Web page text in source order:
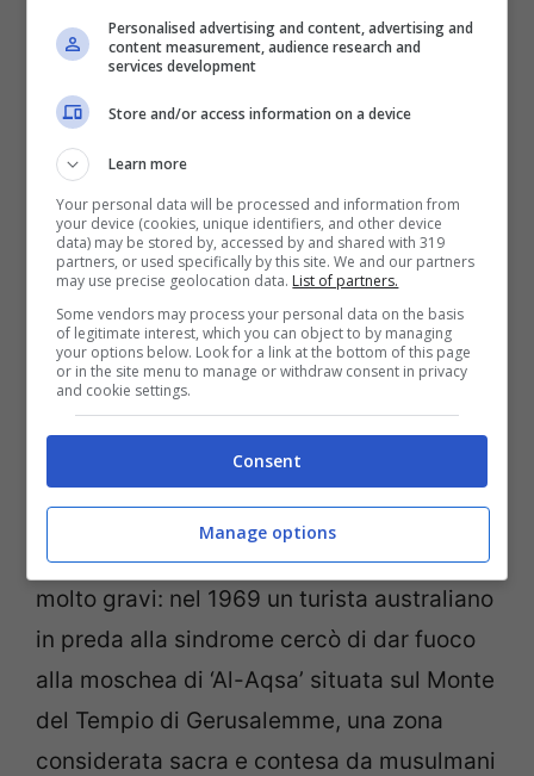
fissa culturale per Gerusalemmee coloro i
quali una volta giunti iniziano a
manifestare dei sintomi psicotici: come
lavarsi ossessivamente le mani, ansia e
nervosismo, seguire processioni, recitare
salmi, creare sermoni e volersi staccare
dal gruppo per continuare il giro culturale
da soli (le guide turistiche a conoscenza
della possibilità di questa sindrome,
quando qualcuno vuole staccarsi devono
allertare le forze dell’ordine).
Le conseguenze di queste visioni mistiche
e allucinatorie possono anche essere
molto gravi: nel 1969 un turista australiano
in preda alla sindrome cercò di dar fuoco
alla moschea di ‘Al-Aqsa’ situata sul Monte
del Tempio di Gerusalemme, una zona
considerata sacra e contesa da musulmani
Personalised advertising and content, advertising and
content measurement, audience research and
services development
Store and/or access information on a device
Learn more
Your personal data will be processed and information from
your device (cookies, unique identifiers, and other device
data) may be stored by, accessed by and shared with 319
partners, or used specifically by this site. We and our partners
may use precise geolocation data. List of partners.
Some vendors may process your personal data on the basis
of legitimate interest, which you can object to by managing
your options below. Look for a link at the bottom of this page
or in the site menu to manage or withdraw consent in privacy
and cookie settings.
Consent
Manage options